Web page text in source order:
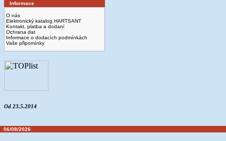
Informace
O nás
Elektronický katalog HARTSANT
Kontakt, platba a dodaní
Ochrana dat
Informace o dodacích podmínkách
Vaše připomínky
Od 23.5.2014
06/08/2026